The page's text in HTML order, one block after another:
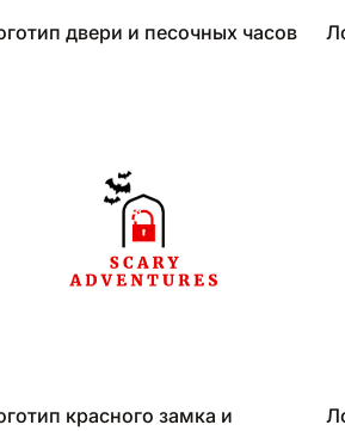
двери и песочных часов
красного замка и